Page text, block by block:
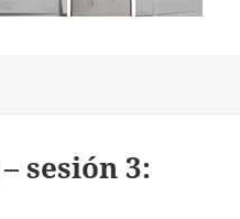
sesión 3: